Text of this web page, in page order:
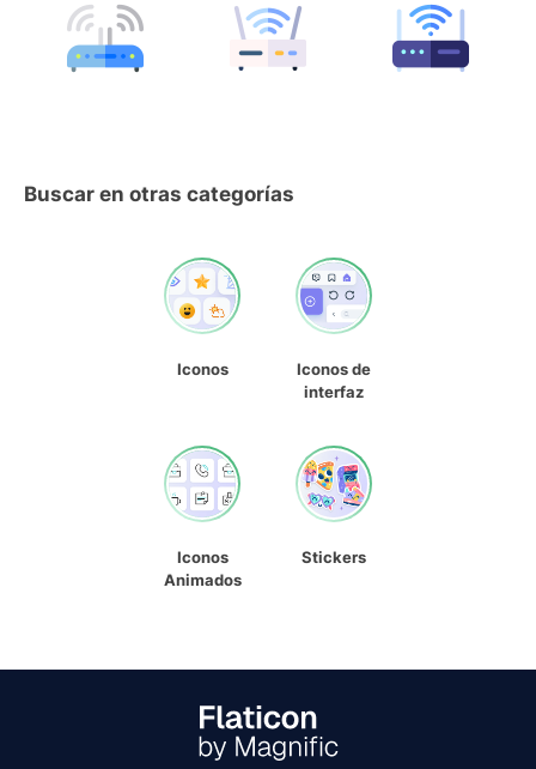
Buscar en otras categorías
Iconos
Iconos de
interfaz
Iconos
Animados
Stickers